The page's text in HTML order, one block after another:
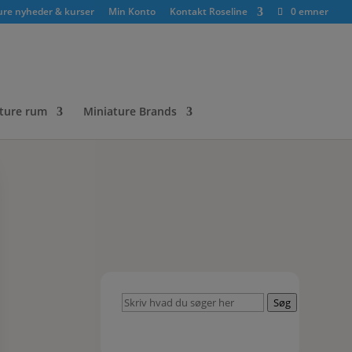
nyheder & kurser Min Konto Kontakt Roseline 0 emner
rum Miniature Brands
Skriv
Søg